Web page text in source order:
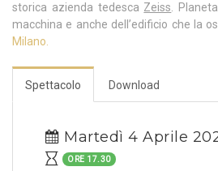
storica azienda tedesca Zeiss.
macchina e anche dell’edificio che la
Milano.
Spettacolo Download
Martedì 4 Aprile
ORE 17.30